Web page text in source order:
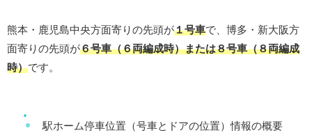
熊本・鹿児島中央方面寄りの先頭が１号車で、博多・新大阪方
面寄りの先頭が６号車（６両編成時）または８号車（８両編成
時）です。
駅ホーム停車位置（号車とドアの位置）情報の概要